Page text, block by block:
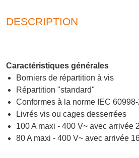
DESCRIPTION
Caractéristiques générales
Borniers de répartition à vis
Répartition "standard"
Conformes à la norme IEC
Livrés vis ou cages desserrées
100 A maxi - 400 V~ avec arrivée
80 A maxi - 400 V~ avec arrivée